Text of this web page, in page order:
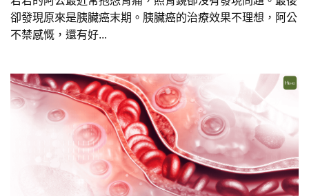
卻發現原來是胰臟癌末期。胰臟癌的治療效果不理想，阿公
不禁感慨，還有好...